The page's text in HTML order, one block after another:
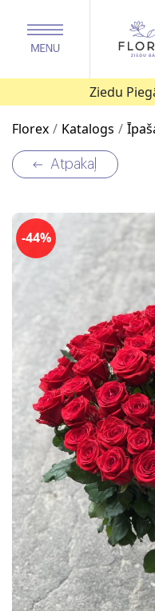
Ziedu
Florex Katalogs
Atpakaļ
-44%